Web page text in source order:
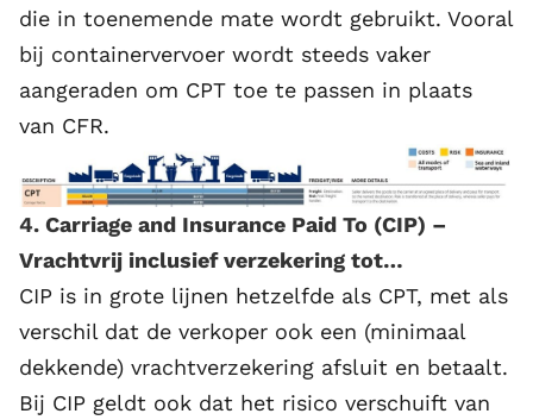
die in toenemende mate wordt gebruikt. Vooral
bij containervervoer wordt steeds vaker
aangeraden om CPT toe te passen in plaats
van CFR.
4. Carriage and Insurance Paid To (CIP) –
Vrachtvrij inclusief verzekering tot…
CIP is in grote lijnen hetzelfde als CPT, met als
verschil dat de verkoper ook een (minimaal
dekkende) vrachtverzekering afsluit en betaalt.
Bij CIP geldt ook dat het risico verschuift van